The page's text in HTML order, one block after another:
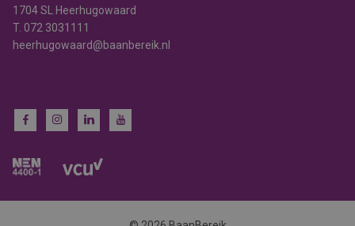
1704 SL Heerhugowaard
T. 072 3031111
heerhugowaard@baanbereik.nl